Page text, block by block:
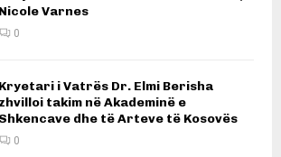
Nicole Varnes
0
Kryetari i Vatrës Dr. Elmi Berisha
zhvilloi takim në Akademinë e
Shkencave dhe të Arteve të Kosovës
0